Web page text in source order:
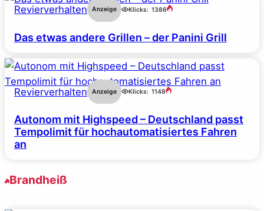
Revierverhalten Anzeige Klicks: 1386
Das etwas andere Grillen – der Panini Grill
Revierverhalten Anzeige Klicks: 1148
Autonom mit Highspeed – Deutschland passt
Tempolimit für hochautomatisiertes Fahren
an
Brandheiß